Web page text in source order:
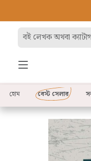
হোম বেস্ট সেলার